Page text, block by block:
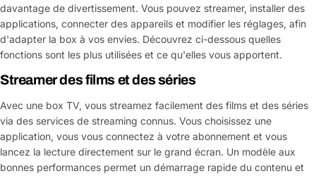
davantage de divertissement. Vous pouvez streamer, installer des
applications, connecter des appareils et modifier les réglages, afin
d'adapter la box à vos envies. Découvrez ci-dessous quelles
fonctions sont les plus utilisées et ce qu'elles vous apportent.
Streamer des films et des séries
Avec une box TV, vous streamez facilement des films et des séries
via des services de streaming connus. Vous choisissez une
application, vous vous connectez à votre abonnement et vous
lancez la lecture directement sur le grand écran. Un modèle aux
bonnes performances permet un démarrage rapide du contenu et